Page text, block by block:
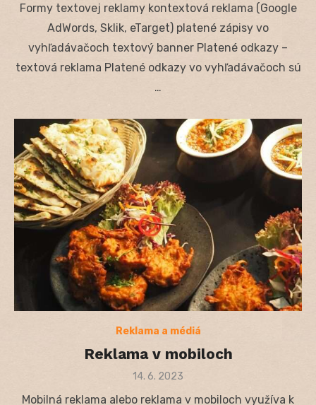
Formy textovej reklamy kontextová reklama (Google
AdWords, Sklik, eTarget) platené zápisy vo
vyhľadávačoch textový banner Platené odkazy –
textová reklama Platené odkazy vo vyhľadávačoch sú
…
Reklama a médiá
Reklama v mobiloch
Posted
14. 6. 2023
Mobilná reklama alebo reklama v mobiloch využíva k